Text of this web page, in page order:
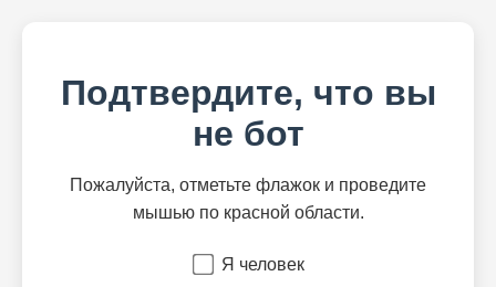
Подтвердите, что вы
не бот
Пожалуйста, отметьте флажок и проведите
мышью по красной области.
Я человек